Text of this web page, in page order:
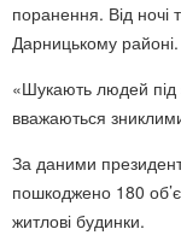
поранення. Від ночі
Дарницькому районі.
«Шукають людей
вважаються
За даними
пошкоджено 180
житлові будинки.